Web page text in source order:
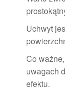
Uchwyt
Co
uwagach
efektu.